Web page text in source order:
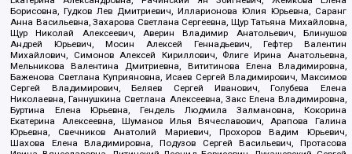
Борисовна, Гудков Лев Дмитриевич, Илларионова Юлия Юрьевна, Саранг
Анна Васильевна, Захарова Светлана Сергеевна, Щур Татьяна Михайловна,
Щур Николай Алексеевич, Аверин Владимир Анатольевич, Блинушов
Андрей Юрьевич, Мосин Алексей Геннадьевич, Гефтер Валентин
Михайлович, Симонов Алексей Кириллович, Флиге Ирина Анатольевна,
Мельникова Валентина Дмитриевна, Вититинова Елена Владимировна,
Баженова Светлана Куприяновна, Исаев Сергей Владимирович, Максимов
Сергей Владимирович, Беляев Сергей Иванович, Голубева Елена
Николаевна, Ганнушкина Светлана Алексеевна, Закс Елена Владимировна,
Буртина Елена Юрьевна, Гендель Людмила Залмановна, Кокорина
Екатерина Алексеевна, Шуманов Илья Вячеславович, Арапова Галина
Юрьевна, Свечников Анатолий Мариевич, Прохоров Вадим Юрьевич,
Шахова Елена Владимировна, Подузов Сергей Васильевич, Протасова